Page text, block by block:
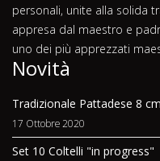
personali, unite alla solida
appresa dal maestro e
uno dei più apprezzati
Novità
Tradizionale Pattadese 8
17 Ottobre 2020
Set 10 Coltelli "in progress"